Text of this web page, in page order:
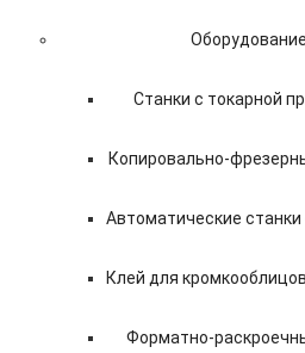
Станки с токарной
Копировально-
Автоматические
Клей для
Форматно-